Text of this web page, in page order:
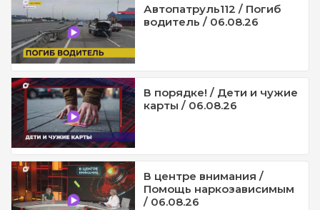
Автопатруль112 / Погиб
водитель / 06.08.26
В порядке! / Дети и чужие
карты / 06.08.26
В центре внимания /
Помощь наркозависимым
/ 06.08.26